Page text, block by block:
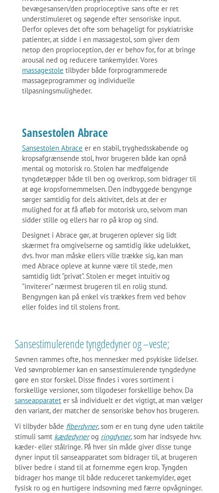
bevægesansen/den proprioceptive sans ofte er ret
understimuleret og søgende efter sensoriske input.
Derfor opleves det ofte som behageligt for psykiatriske
patienter, at sidde i en massagestol, som giver dem
netop den proprioception, der er behov for, for at bringe
arousal ned og reducere tankemylder. Vores
massagestole tilbyder både forprogrammerede
massageprogrammer og individuelle
tilpasningsmuligheder.
Sansestolen Abrace
Sansestolen Abrace er en stabil, tryghedsskabende og
kropsafgrænsende stol, hvor brugeren både kan opnå
mental og motorisk ro. Stolen har medfølgende
tyngdetæpper både til ben og overkrop, som bidrager til
at øge kropsfornemmelsen. Den indbyggede bengynge
sørger samtidig for dels aktivitet, dels at der er
mulighed for at få afløb for motorisk uro, selvom man
sidder stille og ellers har ro på krop og sind.
Designet i Abrace gør, at brugeren oplever sig lidt
skærmet fra omgivelserne og samtidig ikke udelukket,
dvs. hvor man måske ellers ville trække sig, kan man
med Abrace opleve at kunne være til stede, men
samtidig lidt ”privat”. Stolen er meget intuitiv og
”inviterer” nærmest brugeren til en rolig stund.
Bengyngen kan på enkel vis trækkes frem ved behov
eller foldes ind til stolens front.
Sansestimulerende tyngdedyner og –veste;
Søvnen rammes ofte, hos mennesker med psykiske lidelser.
Ved søvnproblemer kan en sansestimulerende tyngdedyne
gøre en stor forskel. Disse findes i vores sortiment i
forskellige versioner, som tilgodeser forskellige behov. Da
sanseapparatet er så individuelt er det vigtigt, at man vælger
den variant, der matcher de sensoriske behov hos brugeren.
Vi tilbyder både fiberdyner, som er en tung dyne uden taktile
stimuli samt kædedynerog ringdyner, som har indsyede hvv.
kæder- eller stålringe. På hver sin måde giver disse tunge
dyner input til sanseapparatet som bidrager til, at brugeren
bliver bedre i stand til at fornemme egen krop. Tyngden
bidrager hos mange til både reduceret tankemylder, øget
fysisk ro og en hurtigere indsovning med færre opvågninger.